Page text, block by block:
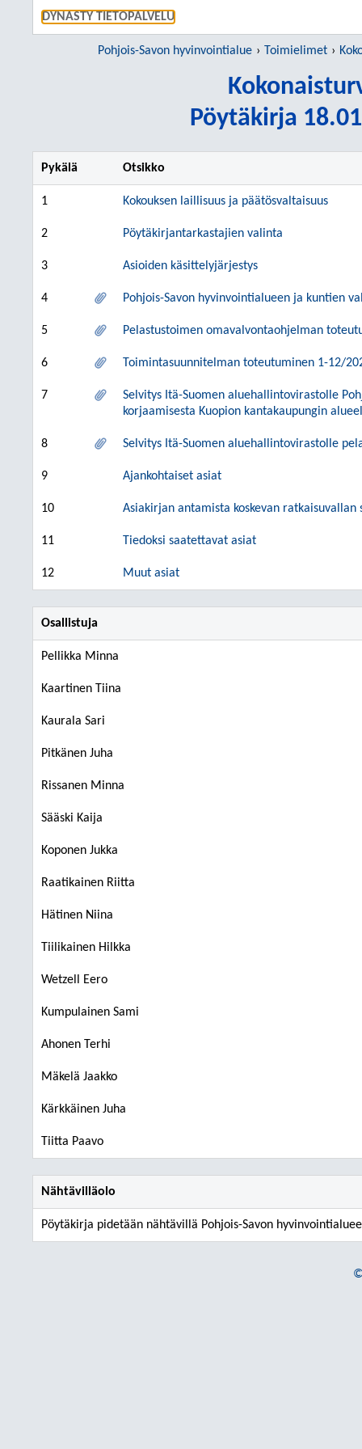
DYNASTY TIETOPALVELU
Pohjois-Savon hyvinvointialue Toimielimet
Pöytäkirja
Pykälä Otsikko
1 Kokouksen laillisuus ja päätösvaltaisuus
2 Pöytäkirjantarkastajien valinta
3 Asioiden käsittelyjärjestys
4 Pohjois-Savon hyvinvointialueen ja kuntien
5 Pelastustoimen omavalvontaohjelman
6 Toimintasuunnitelman toteutuminen 1-12/
7
Selvitys Itä-Suomen aluehallintovirastolle
korjaamisesta Kuopion kantakaupungin
8 Selvitys Itä-Suomen aluehallintovirastolle
9 Ajankohtaiset asiat
10 Asiakirjan antamista koskevan
11 Tiedoksi saatettavat asiat
12 Muut asiat
Osallistuja
Pellikka Minna
Kaartinen Tiina
Kaurala Sari
Pitkänen Juha
Rissanen Minna
Sääski Kaija
Koponen Jukka
Raatikainen Riitta
Hätinen Niina
Tiilikainen Hilkka
Wetzell Eero
Kumpulainen Sami
Ahonen Terhi
Mäkelä Jaakko
Kärkkäinen Juha
Tiitta Paavo
Nähtävilläolo
Pöytäkirja pidetään nähtävillä Pohjois-Savon